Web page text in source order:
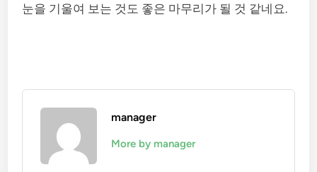
눈을 기울여 보는 것도 좋은 마무리가 될 것 같네요.
manager
More by manager